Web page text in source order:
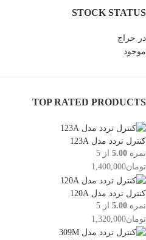
STOCK STATUS
در حراج
موجود
TOP RATED PRODUCTS
کنترل تردد مدل 123A
نمره 5.00 از 5
تومان1,400,000
کنترل تردد مدل 120A
نمره 5.00 از 5
تومان1,320,000